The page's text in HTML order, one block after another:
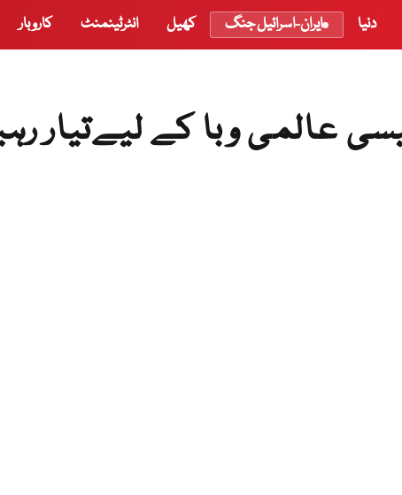
دنیا ایران-اسرائیل جنگ کھیل انٹرٹینمنٹ کاروبار